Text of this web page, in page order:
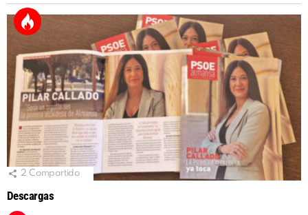
2 Compartido
Descargas